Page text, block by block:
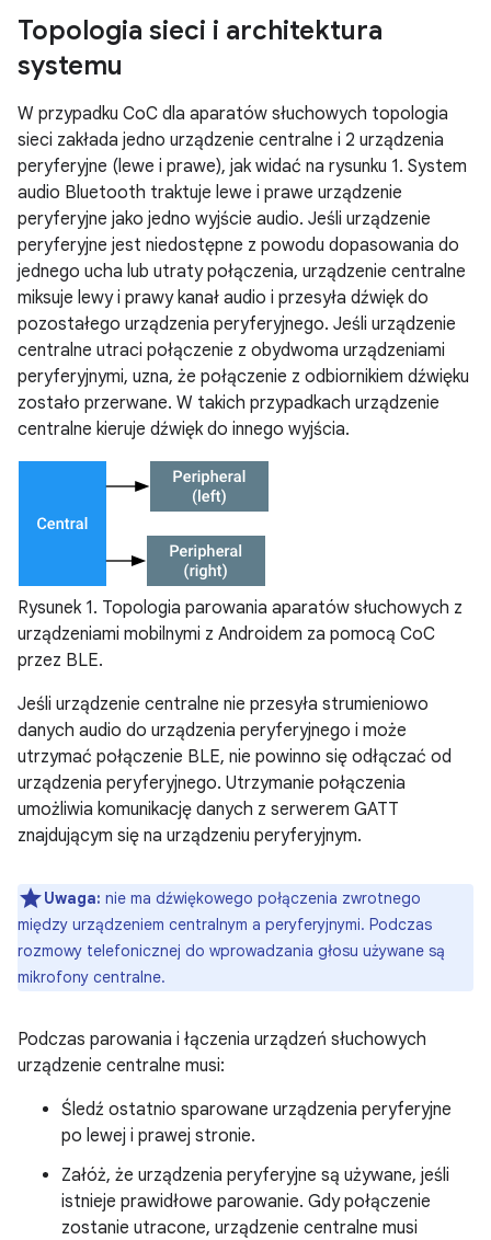
Topologia sieci i architektura
systemu
W przypadku CoC dla aparatów słuchowych topologia
sieci zakłada jedno urządzenie centralne i 2 urządzenia
peryferyjne (lewe i prawe), jak widać na rysunku 1. System
audio Bluetooth traktuje lewe i prawe urządzenie
peryferyjne jako jedno wyjście audio. Jeśli urządzenie
peryferyjne jest niedostępne z powodu dopasowania do
jednego ucha lub utraty połączenia, urządzenie centralne
miksuje lewy i prawy kanał audio i przesyła dźwięk do
pozostałego urządzenia peryferyjnego. Jeśli urządzenie
centralne utraci połączenie z obydwoma urządzeniami
peryferyjnymi, uzna, że połączenie z odbiornikiem dźwięku
zostało przerwane. W takich przypadkach urządzenie
centralne kieruje dźwięk do innego wyjścia.
Rysunek 1. Topologia parowania aparatów słuchowych z
urządzeniami mobilnymi z Androidem za pomocą CoC
przez BLE.
Jeśli urządzenie centralne nie przesyła strumieniowo
danych audio do urządzenia peryferyjnego i może
utrzymać połączenie BLE, nie powinno się odłączać od
urządzenia peryferyjnego. Utrzymanie połączenia
umożliwia komunikację danych z serwerem GATT
znajdującym się na urządzeniu peryferyjnym.
Uwaga: nie ma dźwiękowego połączenia zwrotnego
między urządzeniem centralnym a peryferyjnymi. Podczas
rozmowy telefonicznej do wprowadzania głosu używane są
mikrofony centralne.
Podczas parowania i łączenia urządzeń słuchowych
urządzenie centralne musi:
Śledź ostatnio sparowane urządzenia peryferyjne
po lewej i prawej stronie.
Załóż, że urządzenia peryferyjne są używane, jeśli
istnieje prawidłowe parowanie. Gdy połączenie
zostanie utracone, urządzenie centralne musi